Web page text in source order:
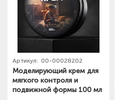
Артикул: 00-00028202
Моделирующий крем для
мягкого контроля и
подвижной формы 100 мл